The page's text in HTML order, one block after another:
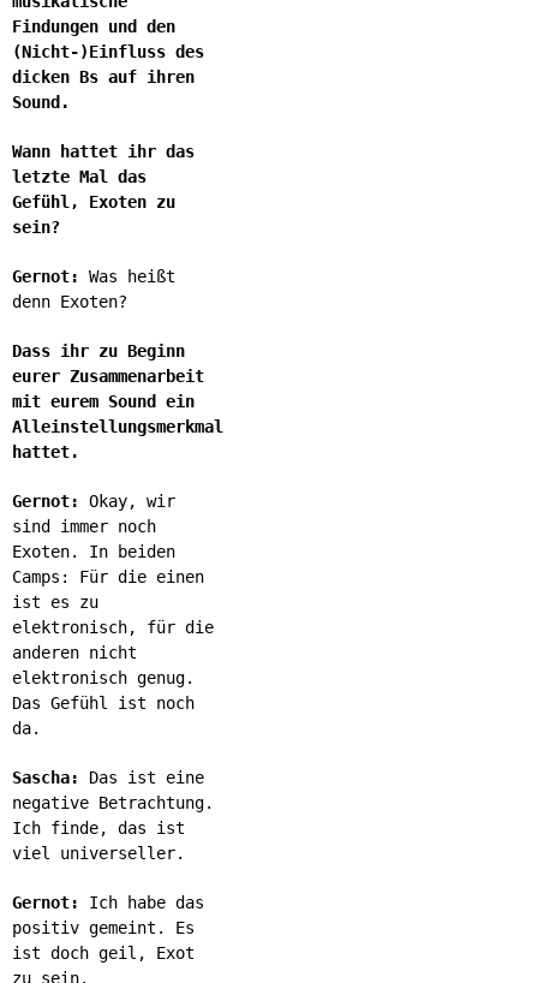
Findungen und den
(Nicht-)Einfluss des
dicken Bs auf ihren
Sound.
Wann hattet ihr das
letzte Mal das
Gefühl, Exoten zu
sein?
Gernot: Was heißt
denn Exoten?
Dass ihr zu Beginn
eurer Zusammenarbeit
mit eurem Sound ein
Alleinstellungsmerkmal
hattet.
Gernot: Okay, wir
sind immer noch
Exoten. In beiden
Camps: Für die einen
ist es zu
elektronisch, für die
anderen nicht
elektronisch genug.
Das Gefühl ist noch
da.
Sascha:
Das ist eine
negative Betrachtung.
Ich finde, das ist
viel universeller.
Gernot:
Ich habe das
positiv gemeint. Es
ist doch geil, Exot
zu sein.